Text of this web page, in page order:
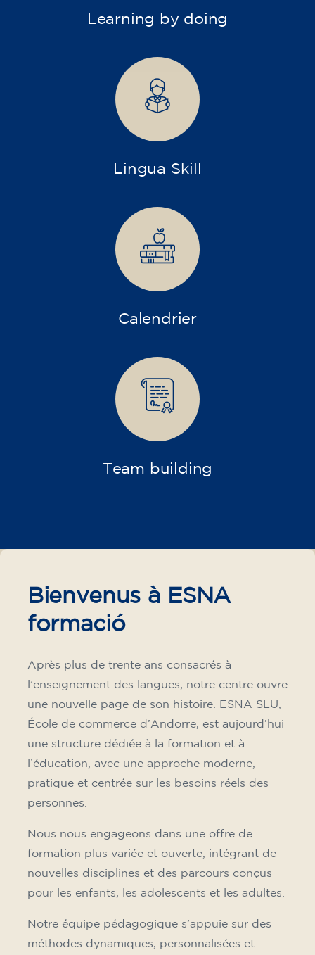
Learning by doing
Lingua Skill
Calendrier
Team building
Bienvenus à ESNA
formació
Après plus de trente ans consacrés à
l’enseignement des langues, notre centre ouvre
une nouvelle page de son histoire. ESNA SLU,
École de commerce d’Andorre, est aujourd’hui
une structure dédiée à la formation et à
l’éducation, avec une approche moderne,
pratique et centrée sur les besoins réels des
personnes.
Nous nous engageons dans une offre de
formation plus variée et ouverte, intégrant de
nouvelles disciplines et des parcours conçus
pour les enfants, les adolescents et les adultes.
Notre équipe pédagogique s’appuie sur des
méthodes dynamiques, personnalisées et